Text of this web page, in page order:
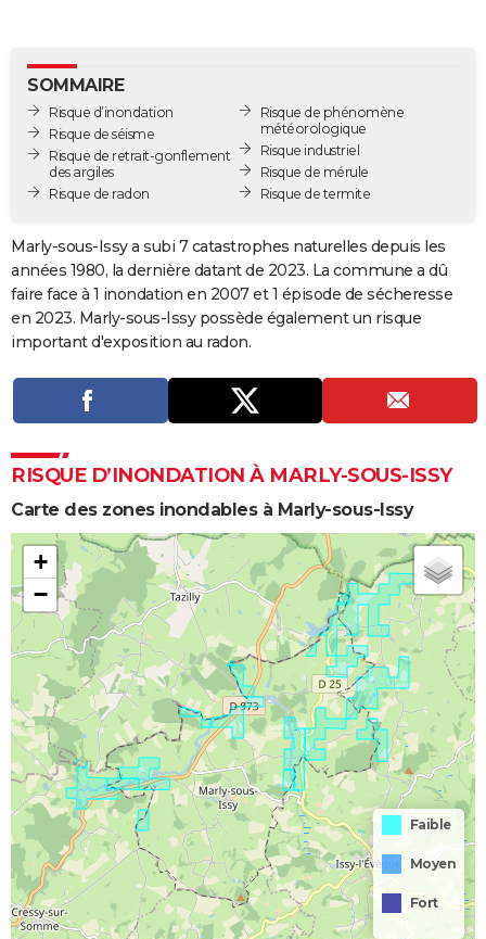
GUIDES D'ACHAT
BONS PLANS
CARTE DE VOEUX
Carte de Noël
Carte Bonne année
Carte Saint-Valentin
Carte Pâques
Carte d'anniversaire
DICTIONNAIRE
Dictionnaire
Biographies
Citations
Expressions
Proverbes
PROGRAMME TV
COPAINS D'AVANT
S'inscrire
Se connecter
Lycées
Collèges
Primaires
Universités
Entreprises
Service militaire
Avis de recherche
AVIS DE DÉCÈS
FORUM
Lifestyle
Sport
Television
Cinema
SOMMAIRE
Risque d’inondation
Risque de séisme
Risque de retrait-gonflement
des argiles
Risque de radon
Risque de phénomène
météorologique
Risque industriel
Risque de mérule
Risque de termite
Marly-sous-Issy a subi 7 catastrophes naturelles depuis les
années 1980, la dernière datant de 2023. La commune a dû
faire face à 1 inondation en 2007 et 1 épisode de sécheresse
en 2023. Marly-sous-Issy possède également un risque
important d'exposition au radon.
RISQUE D’INONDATION À MARLY-SOUS-ISSY
Carte des zones inondables à Marly-sous-Issy
+
−
Faible
Moyen
Fort